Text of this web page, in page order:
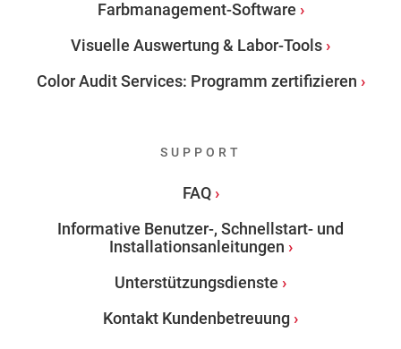
Farbmanagement-Software
Visuelle Auswertung & Labor-Tools
Color Audit Services: Programm zertifizieren
SUPPORT
FAQ
Informative Benutzer-, Schnellstart- und
Installationsanleitungen
Unterstützungsdienste
Kontakt Kundenbetreuung